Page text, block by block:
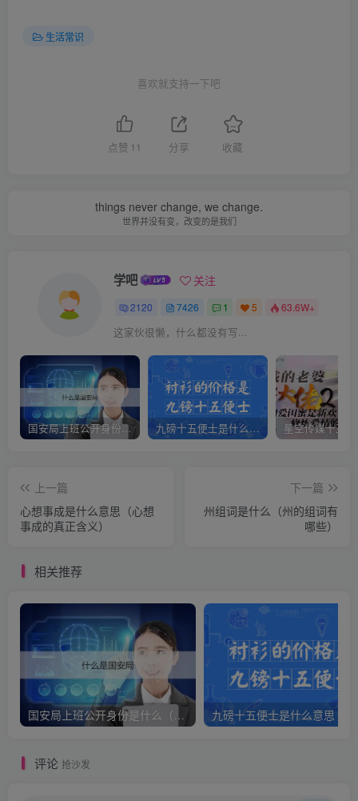
生活常识
喜欢就支持一下吧
点赞 11 分享 收藏
things never change, we change.
世界并没有变，改变的是我们
学吧 关注
2120 7426 1 5 63.6W+
这家伙很懒，什么都没有写...
国安局上班公开身份是什么（国安身份对家人保密吗） 九磅十五便士是什么意思（九磅十五便士是什么梗）
上一篇
心想事成是什么意思（心想
事成的真正含义）
下一篇
州组词是什么（州的组词有
哪些）
相关推荐
国安局上班公开身份是什么（国安身份对家人保密吗）
评论 抢沙发